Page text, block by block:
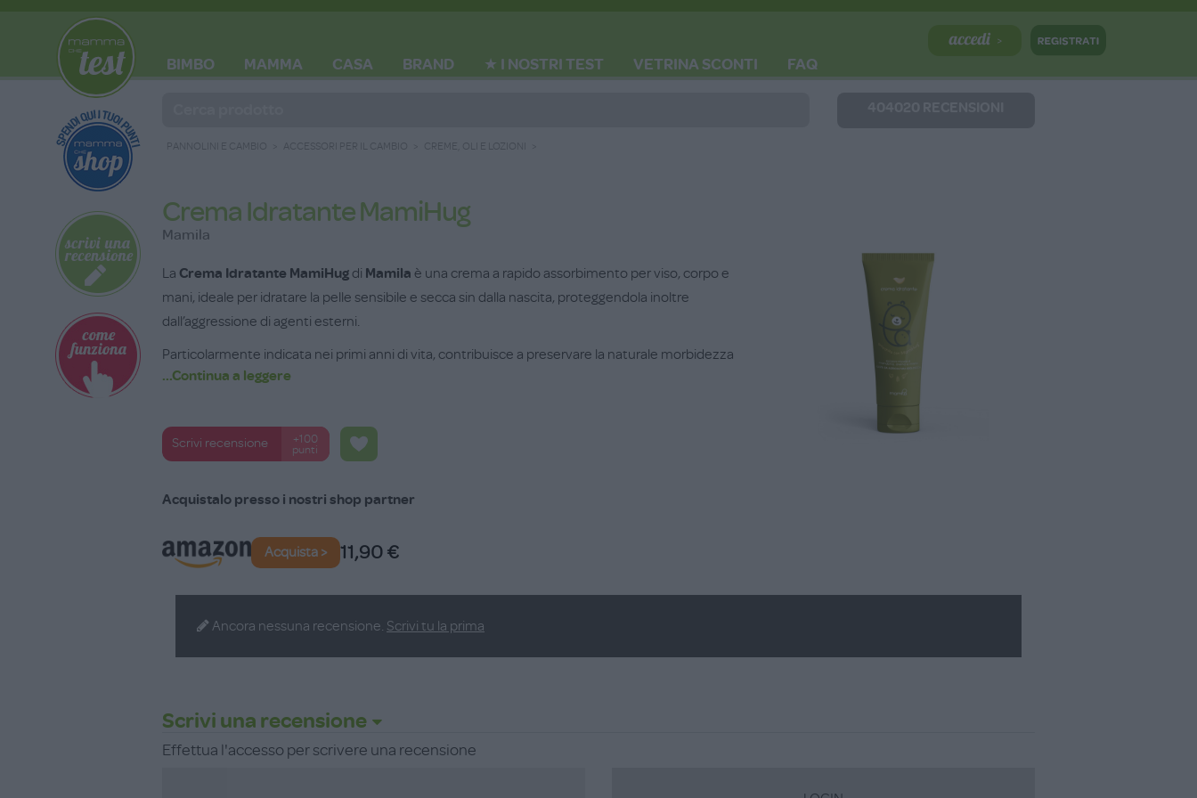
BIMBO MAMMA CASA BRAND ★ I NOSTRI TEST VETRINA SCONTI
FAQ
PANNOLINI E CAMBIO ACCESSORI PER IL CAMBIO CREME, OLI E LOZIONI
Crema Idratante MamiHug
Mamila
La Crema Idratante MamiHug di Mamila è una crema a rapido assorbimento per viso, corpo e
mani, ideale per idratare la pelle sensibile e secca sin dalla nascita, proteggendola inoltre
dall’aggressione di agenti esterni.
Particolarmente indicata nei primi anni di vita, contribuisce a preservare la naturale morbidezza
ed elasticità della pelle. La sua formula contiene gli estratti naturali ad alto potenziale idratante
esclusiva miscela di Miele, Avena e Mandorla 100% da agricoltura biologica ad alto potere
idratante e lenitivo.
Tubo da 100 ml
...Continua a leggere
Scrivi recensione
+100
punti
Acquistalo presso i nostri shop partner
Acquista > 11,90 €
Ancora nessuna recensione. Scrivi tu la prima
Scrivi una recensione
Effettua l'accesso per scrivere una recensione